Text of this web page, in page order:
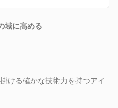
域に高める
ける確かな技術力を持つアイ